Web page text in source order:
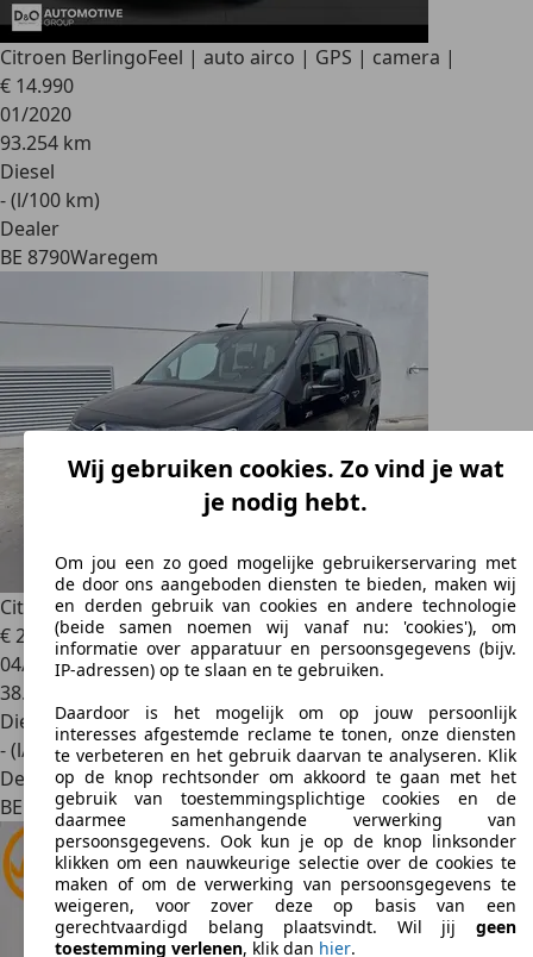
Citroen BerlingoFeel | auto airco | GPS | camera |
€ 14.990
01/2020
93.254 km
Diesel
- (l/100 km)
Dealer
BE 8790Waregem
Citroen Berlingo SHINE 1.5 BLUEHDI 130 MAN 6
€ 20.950
04/2023
38.215 km
Diesel
- (l/100 km)
Dealer
BE 9100Sint-niklaas
Wij gebruiken cookies. Zo vind je wat
je nodig hebt.
Om jou een zo goed mogelijke gebruikerservaring met
de door ons aangeboden diensten te bieden, maken wij
en derden gebruik van cookies en andere technologie
(beide samen noemen wij vanaf nu: 'cookies'), om
informatie over apparatuur en persoonsgegevens (bijv.
IP-adressen) op te slaan en te gebruiken.
Daardoor is het mogelijk om op jouw persoonlijk
interesses afgestemde reclame te tonen, onze diensten
te verbeteren en het gebruik daarvan te analyseren. Klik
op de knop rechtsonder om akkoord te gaan met het
gebruik van toestemmingsplichtige cookies en de
daarmee samenhangende verwerking van
persoonsgegevens. Ook kun je op de knop linksonder
klikken om een nauwkeurige selectie over de cookies te
maken of om de verwerking van persoonsgegevens te
weigeren, voor zover deze op basis van een
gerechtvaardigd belang plaatsvindt. Wil jij geen
toestemming verlenen, klik dan hier.